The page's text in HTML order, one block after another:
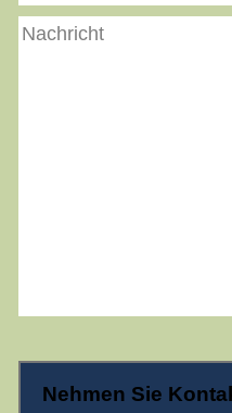
Nachricht